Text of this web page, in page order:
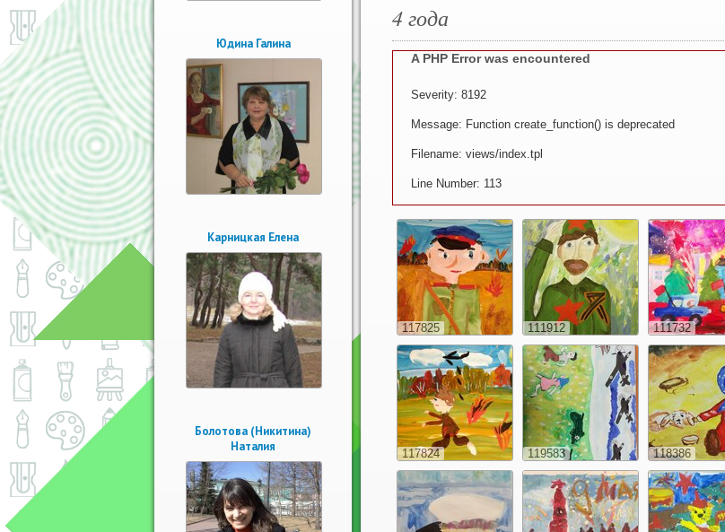
Юдина Галина
Карницкая Елена
Болотова (Никитина)
Наталия
4 года
A PHP Error was encountered
Severity: 8192
Message: Function create_function() is deprecated
Filename: views/index.tpl
Line Number: 113
117825 111912 111732
117824 119583 118386